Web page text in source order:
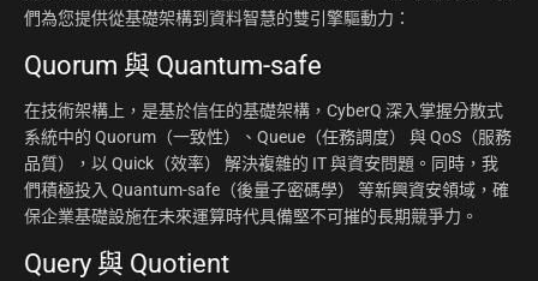
們為您提供從基礎架構到資料智慧的雙引擎驅動力：
Quorum 與 Quantum-safe
在技術架構上，是基於信任的基礎架構，CyberQ 深入掌握分散式
系統中的 Quorum（一致性）、Queue（任務調度） 與 QoS（服務
品質），以 Quick（效率） 解決複雜的 IT 與資安問題。同時，我
們積極投入 Quantum-safe（後量子密碼學） 等新興資安領域，確
保企業基礎設施在未來運算時代具備堅不可摧的長期競爭力。
Query 與 Quotient